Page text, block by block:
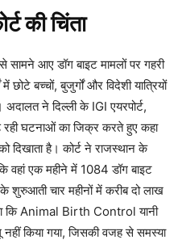
की चिंता
सामने आए डॉग बाइट मामलों पर गहरी
छोटे बच्चों, बुजुर्गों और विदेशी यात्रियों
अदालत ने दिल्ली के IGI एयरपोर्ट,
रही घटनाओं का जिक्र करते हुए कहा
दिखाता है। कोर्ट ने राजस्थान के
वहां एक महीने में 1084 डॉग बाइट
चार महीनों में करीब दो लाख
कि Animal Birth Control यानी
किया गया, जिसकी वजह से समस्या